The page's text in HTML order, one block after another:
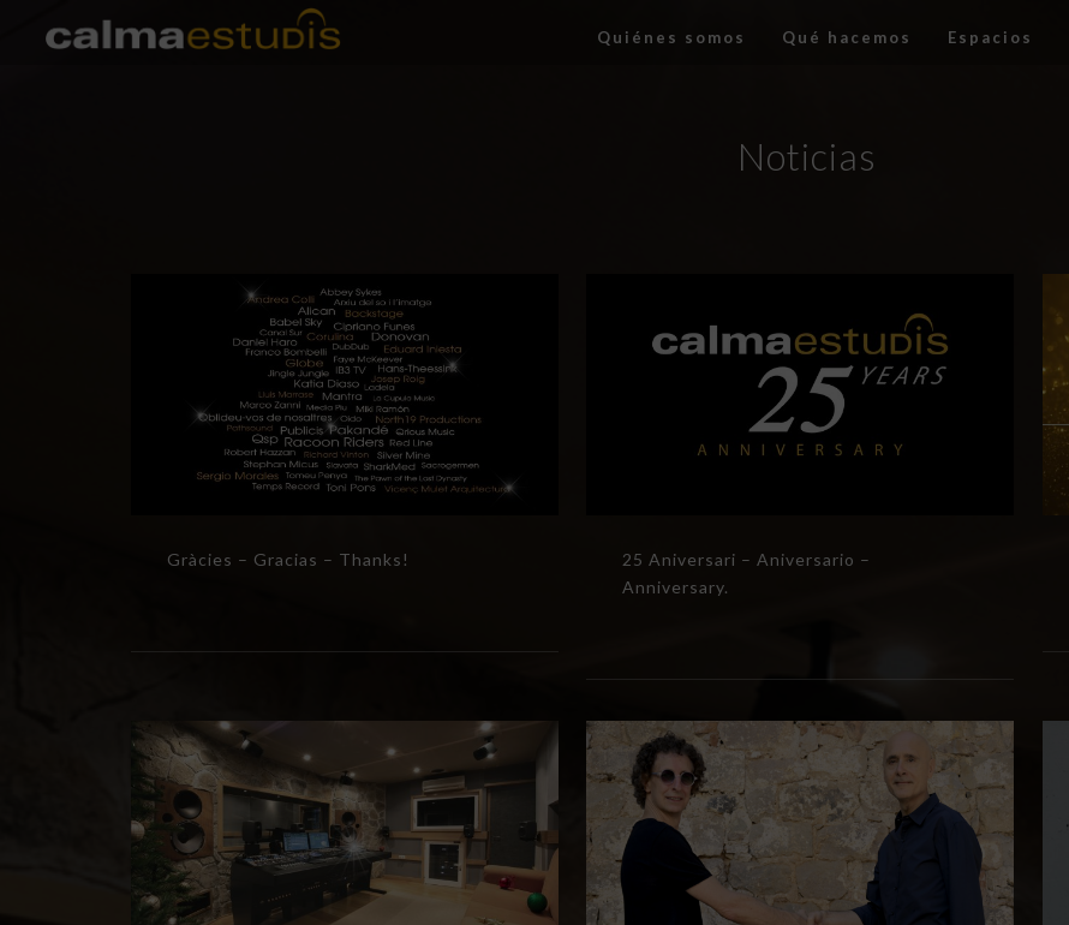
Quiénes somos Qué hacemos Espacios
Noticias
Gràcies – Gracias – Thanks!
25 Aniversari – Aniversario –
Anniversary.